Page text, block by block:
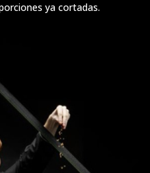
ya cortadas.